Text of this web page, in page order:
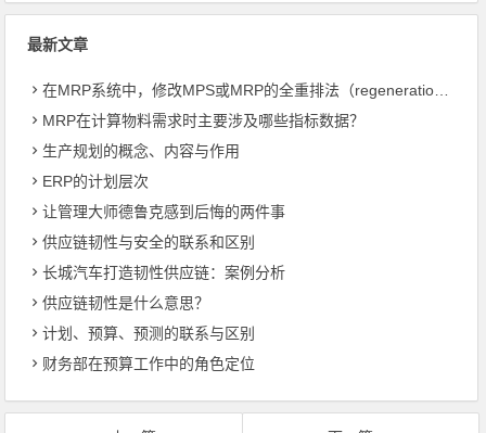
最新文章
在MRP系统中，修改MPS或MRP的全重排法（regeneration）和净改变法？
MRP在计算物料需求时主要涉及哪些指标数据？
生产规划的概念、内容与作用
ERP的计划层次
让管理大师德鲁克感到后悔的两件事
供应链韧性与安全的联系和区别
长城汽车打造韧性供应链：案例分析
供应链韧性是什么意思？
计划、预算、预测的联系与区别
财务部在预算工作中的角色定位